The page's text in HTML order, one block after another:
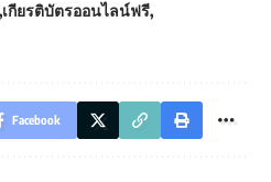
เกียรติบัตรออนไลน์ฟรี
Facebook